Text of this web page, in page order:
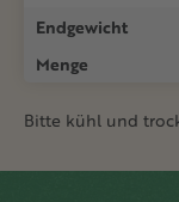
Endgewicht
Menge
Bitte kühl und